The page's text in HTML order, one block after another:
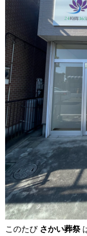
このたび さかい葬祭